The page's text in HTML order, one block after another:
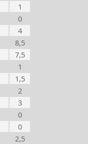
1
0
4
8,5
7,5
1
1,5
2
3
0
0
2,5